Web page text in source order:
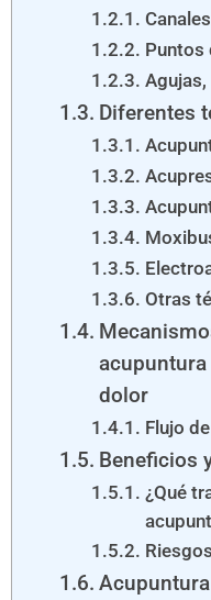
Puntos
Diferentes
Otras
acupuntura
dolor
Flujo
Beneficios
¿Qué